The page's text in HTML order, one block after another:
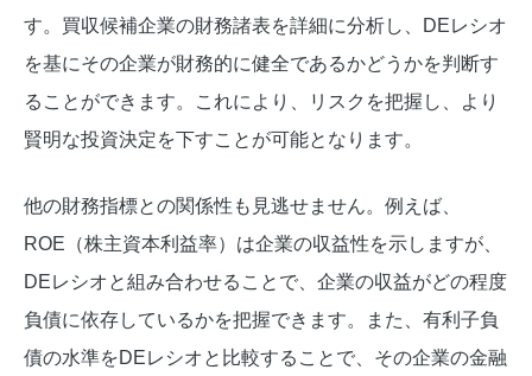
す。買収候補企業の財務諸表を詳細に分析し、DEレシオ
を基にその企業が財務的に健全であるかどうかを判断す
ることができます。これにより、リスクを把握し、より
賢明な投資決定を下すことが可能となります。
他の財務指標との関係性も見逃せません。例えば、
ROE（株主資本利益率）は企業の収益性を示しますが、
DEレシオと組み合わせることで、企業の収益がどの程度
負債に依存しているかを把握できます。また、有利子負
債の水準をDEレシオと比較することで、その企業の金融